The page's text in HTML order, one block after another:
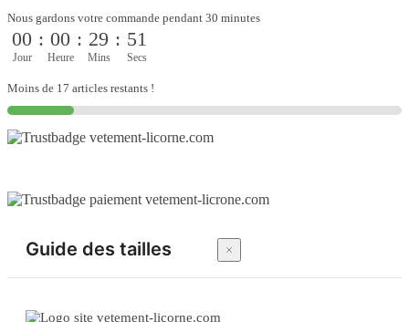
pâle
Nous gardons votre commande pendant 30 minutes
00
Jour
: 00
Heure
: 29
Mins
: 51
Secs
Moins de 17 articles restants !
Guide des tailles